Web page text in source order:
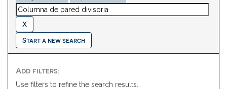
Start a new search
Add filters:
Use filters to refine the search results.